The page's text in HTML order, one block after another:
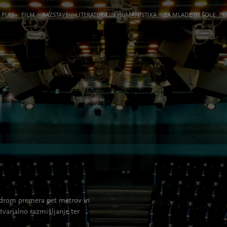
FILM RAZSTAVE LITERATURA IN HUMANISTIKA ZA MLADE IN ŠOLE
premera pet metrov in
razmišljanje ter